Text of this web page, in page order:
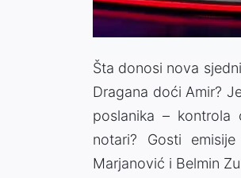
Šta donosi nova
Dragana doći Amir?
poslanika –
notari? Gosti
Marjanović i Belmin